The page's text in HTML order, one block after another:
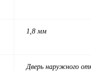
1,8 мм
Дверь наружного